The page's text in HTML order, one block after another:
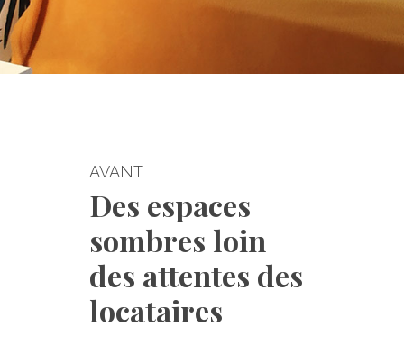
AVANT
Des espaces
sombres loin
des attentes des
locataires